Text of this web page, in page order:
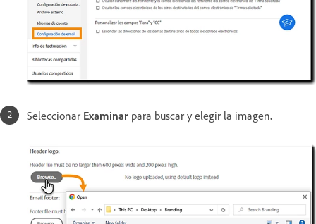
Seleccionar Examinar para buscar y elegir la imagen.